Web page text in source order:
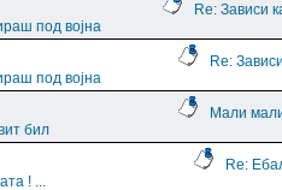
Re: Зависи
под војна
Re:
под војна
Мали
бил
Re:
! ...